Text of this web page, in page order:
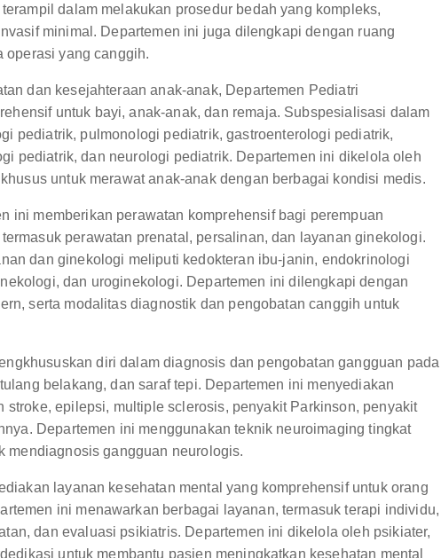
dalam melakukan prosedur bedah yang kompleks,
minimal. Departemen ini juga dilengkapi dengan ruang
operasi yang canggih.
dan kesejahteraan anak-anak, Departemen Pediatri
untuk bayi, anak-anak, dan remaja. Subspesialisasi dalam
pediatrik, pulmonologi pediatrik, gastroenterologi pediatrik,
pediatrik, dan neurologi pediatrik. Departemen ini dikelola oleh
untuk merawat anak-anak dengan berbagai kondisi medis.
ini memberikan perawatan komprehensif bagi perempuan
perawatan prenatal, persalinan, dan layanan ginekologi.
dan ginekologi meliputi kedokteran ibu-janin, endokrinologi
dan uroginekologi. Departemen ini dilengkapi dengan
serta modalitas diagnostik dan pengobatan canggih untuk
diri dalam diagnosis dan pengobatan gangguan pada
belakang, dan saraf tepi. Departemen ini menyediakan
stroke, epilepsi, multiple sclerosis, penyakit Parkinson, penyakit
Departemen ini menggunakan teknik neuroimaging tingkat
mendiagnosis gangguan neurologis.
layanan kesehatan mental yang komprehensif untuk orang
ini menawarkan berbagai layanan, termasuk terapi individu,
dan evaluasi psikiatris. Departemen ini dikelola oleh psikiater,
untuk membantu pasien meningkatkan kesehatan mental